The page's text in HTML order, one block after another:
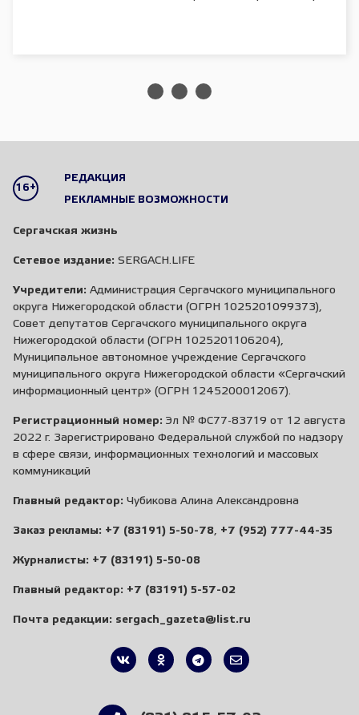
16+
РЕДАКЦИЯ
РЕКЛАМНЫЕ ВОЗМОЖНОСТИ
Сергачская жизнь
Сетевое издание: SERGACH.LIFE
Учредители: Администрация Сергачского муниципального
округа Нижегородской области (ОГРН 1025201099373),
Совет депутатов Сергачского муниципального округа
Нижегородской области (ОГРН 1025201106204),
Муниципальное автономное учреждение Сергачского
муниципального округа Нижегородской области «Сергачский
информационный центр» (ОГРН 1245200012067).
Регистрационный номер: Эл № ФС77-83719 от 12 августа
2022 г. Зарегистрировано Федеральной службой по надзору
в сфере связи, информационных технологий и массовых
коммуникаций
Главный редактор: Чубикова Алина Александровна
Заказ рекламы: +7 (83191) 5-50-78 +7 (952) 777-44-35
Журналисты: +7 (83191) 5-50-08
Главный редактор: +7 (83191) 5-57-02
Почта редакции: sergach_gazeta@list.ru